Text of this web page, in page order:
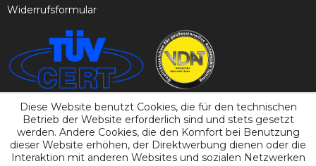
Widerrufsformular
Diese Website benutzt Cookies, die für den technischen
Betrieb der Website erforderlich sind und stets gesetzt
werden. Andere Cookies, die den Komfort bei Benutzung
dieser Website erhöhen, der Direktwerbung dienen oder die
Interaktion mit anderen Websites und sozialen Netzwerken